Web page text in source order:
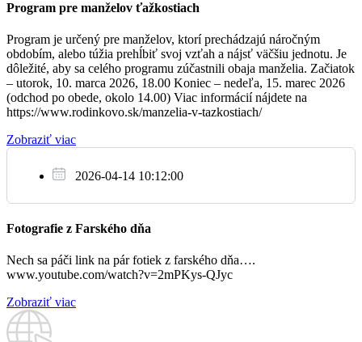
So
8.6.
06:30
Za všetkých zosnulých z farnosti
Nepoškvrneného Srdca preblahoslavnej Panny Márie
17:30
+ manžel Jozef a svokrovci
9.6.
07:00
DEVIATA NEDEĽA
Program pre manželov ťažkostiach
Program je určený pre manželov, ktorí prechádzajú náročným
obdobím, alebo túžia prehĺbiť svoj vzťah a nájsť väčšiu jednotu. Je
dôležité, aby sa celého programu zúčastnili obaja manželia. Začiatok
– utorok, 10. marca 2026, 18.00 Koniec – nedeľa, 15. marec 2026
(odchod po obede, okolo 14.00) Viac informácií nájdete na
https://www.rodinkovo.sk/manzelia-v-tazkostiach/
Zobraziť viac
2026-04-14 10:12:00
Fotografie z Farského dňa
Nech sa páči link na pár fotiek z farského dňa….
www.youtube.com/watch?v=2mPKys-QJyc
Zobraziť viac